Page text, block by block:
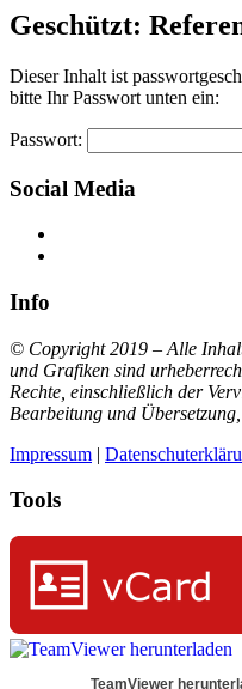
Geschützt:
Dieser Inhalt ist
bitte Ihr Passwort unten ein:
Passwort:
Social Media
Info
© Copyright 2019 – Alle
und Grafiken sind
Rechte, einschließlich der
Bearbeitung und Übersetzung,
Impressum |
Tools
TeamViewer